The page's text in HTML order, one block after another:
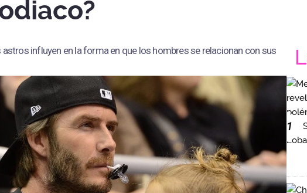
influyen en la forma en que los hombres se relacionan con sus
1